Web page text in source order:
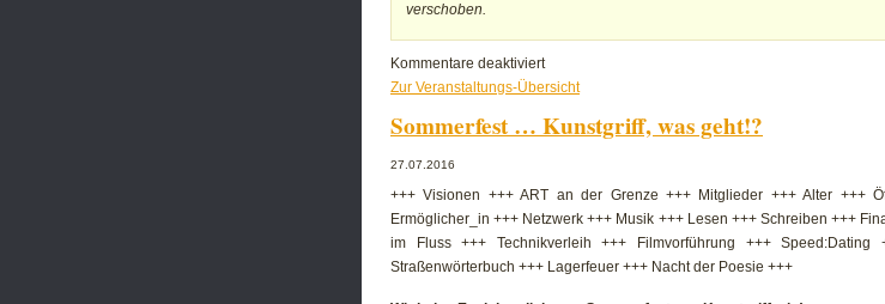
verschoben.
Kommentare deaktiviertfür
Einladung
21.
Zur Veranstaltungs-Übersicht
Sommerfest … Kunstgriff, was geht!?
27.07.2016
+++ Visionen +++ ART an der Grenze +++ Mitglieder +++ Alter +++
Ermöglicher_in +++ Netzwerk +++ Musik +++ Lesen +++ Schreiben +++
im Fluss +++ Technikverleih +++ Filmvorführung +++ Speed:Dating
Straßenwörterbuch +++ Lagerfeuer +++ Nacht der Poesie +++